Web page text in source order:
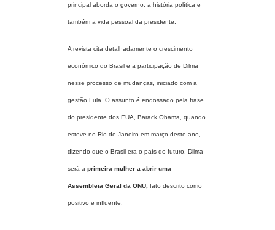
principal aborda o governo, a história política e
também a vida pessoal da presidente.
A revista cita detalhadamente o crescimento
econômico do Brasil e a participação de Dilma
nesse processo de mudanças, iniciado com a
gestão Lula. O assunto é endossado pela frase
do presidente dos EUA, Barack Obama, quando
esteve no Rio de Janeiro em março deste ano,
dizendo que o Brasil era o país do futuro. Dilma
será a primeira mulher a abrir uma
Assembleia Geral da ONU fato descrito como
positivo e influente.